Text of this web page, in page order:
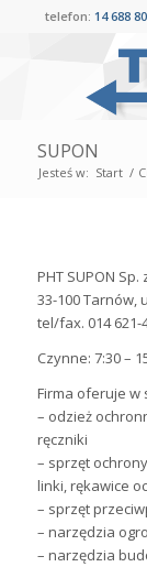
telefon: 14 688
SUPON
Jesteś w: Start /
PHT SUPON Sp.
33-100 Tarnów,
tel/fax. 014 621-
Czynne: 7:30 –
Firma oferuje w
– odzież
ręczniki
– sprzęt
linki, rękawice
– sprzęt
– narzędzia
– narzędzia